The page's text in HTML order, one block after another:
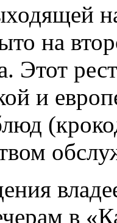
на
Этот
и
в